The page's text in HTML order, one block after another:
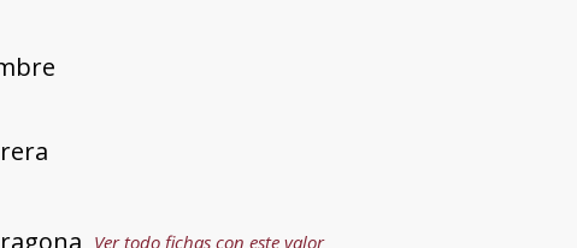
Ver todo fichas con este valor